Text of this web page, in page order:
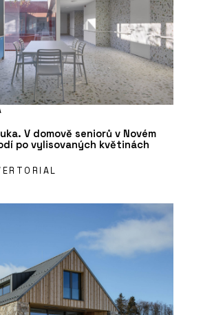
V domově seniorů v Novém
po vylisovaných květinách